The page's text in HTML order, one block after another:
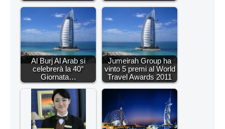
Al Burj Al Arab si
celebrerà la 40°
Giornata…
Jumeirah Group ha
vinto 5 premi al World
Travel Awards 2011